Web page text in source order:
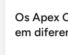
Os Apex
em